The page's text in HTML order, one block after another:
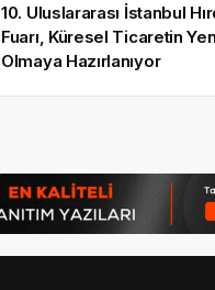
10. Uluslararası İstanbul
Fuarı, Küresel Ticaretin
Olmaya Hazırlanıyor